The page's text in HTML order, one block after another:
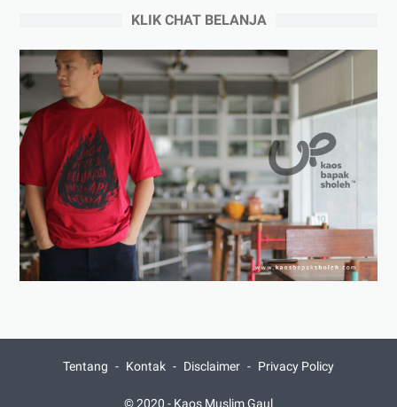
KLIK CHAT BELANJA
Tentang Kontak Disclaimer Privacy Policy
© 2020 - Kaos Muslim Gaul